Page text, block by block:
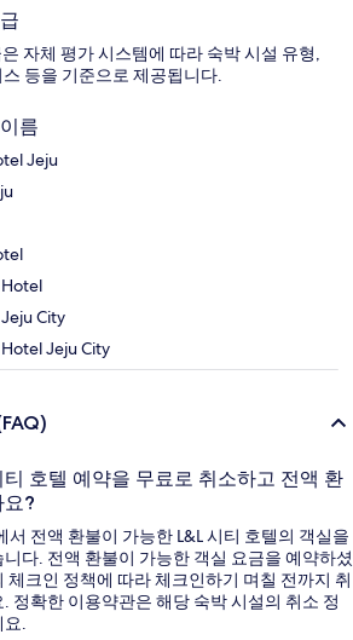
자체 평가 시스템에 따라 숙박 시설 유형,
등을 기준으로 제공됩니다.
름
Jeju
City
Jeju City
호텔 예약을 무료로 취소하고 전액 환
요?
서 전액 환불이 가능한 L&L 시티 호텔의 객실을
다. 전액 환불이 가능한 객실 요금을 예약하셨
체크인 정책에 따라 체크인하기 며칠 전까지 취
정확한 이용약관은 해당 숙박 시설의 취소 정
요.